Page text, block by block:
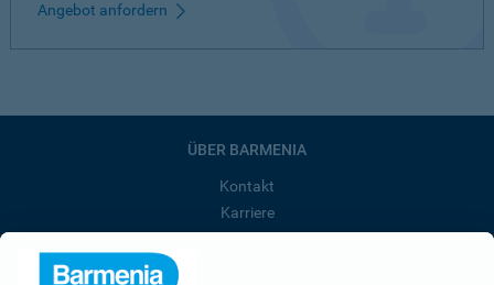
Angebot anfordern
ÜBER BARMENIA
Kontakt
Karriere